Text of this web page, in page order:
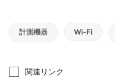
計測機器 Wi-Fi
関連リンク